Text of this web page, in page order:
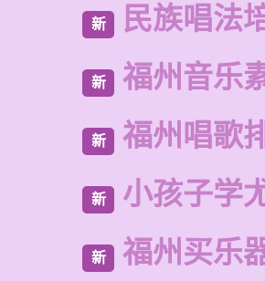
新 民族唱法
新 福州音乐
新 福州唱歌
新 小孩子学
新 福州买乐